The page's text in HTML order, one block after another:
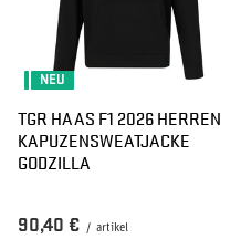
NEU
TGR HAAS F1 2026 HERREN
KAPUZENSWEATJACKE
GODZILLA
90,40 € / artikel